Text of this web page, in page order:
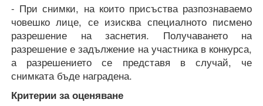
- При снимки, на които присъства разпознаваемо
човешко лице, се изисква специалното писмено
разрешение на заснетия. Получаването на
разрешение е задължение на участника в конкурса,
а разрешението се представя в случай, че
снимката бъде наградена.
Критерии за оценяване